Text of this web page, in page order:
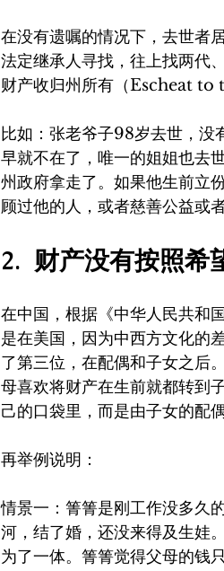
在没有遗嘱的情况下，去世者
法定继承人寻找，往上找两代
财产收归州所有（Escheat to
比如：张老爷子98岁去世，没
早就不在了，唯一的姐姐也去
州政府拿走了。如果他生前立
顾过他的人，或者慈善公益或
2.  财产没有按照希
在中国，根据《中华人民共和
是在美国，因为中西方文化的
了第三位，在配偶和子女之后
母喜欢将财产在生前就都转到
己的口袋里，而是由子女的配
再举例说明：
情景一：箐箐是刚工作没多久
河，结了婚，还没来得及生娃
为了一体。箐箐觉得父母的钱